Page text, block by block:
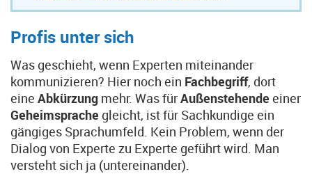
Profis unter sich
Was geschieht, wenn Experten miteinander
kommunizieren? Hier noch ein Fachbegriff, dort
eine Abkürzung mehr. Was fürAußenstehende einer
Geheimsprache gleicht, ist für Sachkundige ein
gängiges Sprachumfeld. Kein Problem, wenn der
Dialog von Experte zu Experte geführt wird. Man
versteht sich ja (untereinander).